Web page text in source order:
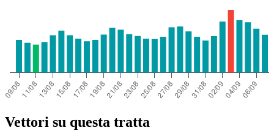
Vettori su questa tratta